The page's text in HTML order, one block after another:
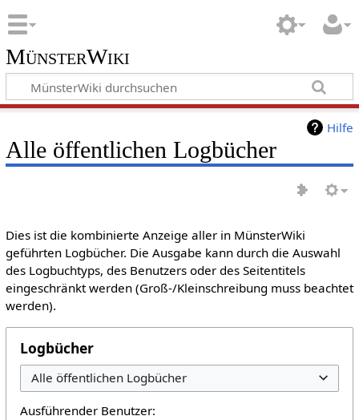
MünsterWiki
Hilfe
Alle öffentlichen Logbücher
Dies ist die kombinierte Anzeige aller in MünsterWiki
geführten Logbücher. Die Ausgabe kann durch die Auswahl
des Logbuchtyps, des Benutzers oder des Seitentitels
eingeschränkt werden (Groß-/Kleinschreibung muss beachtet
werden).
Logbücher
Alle öffentlichen Logbücher
Ausführender Benutzer: